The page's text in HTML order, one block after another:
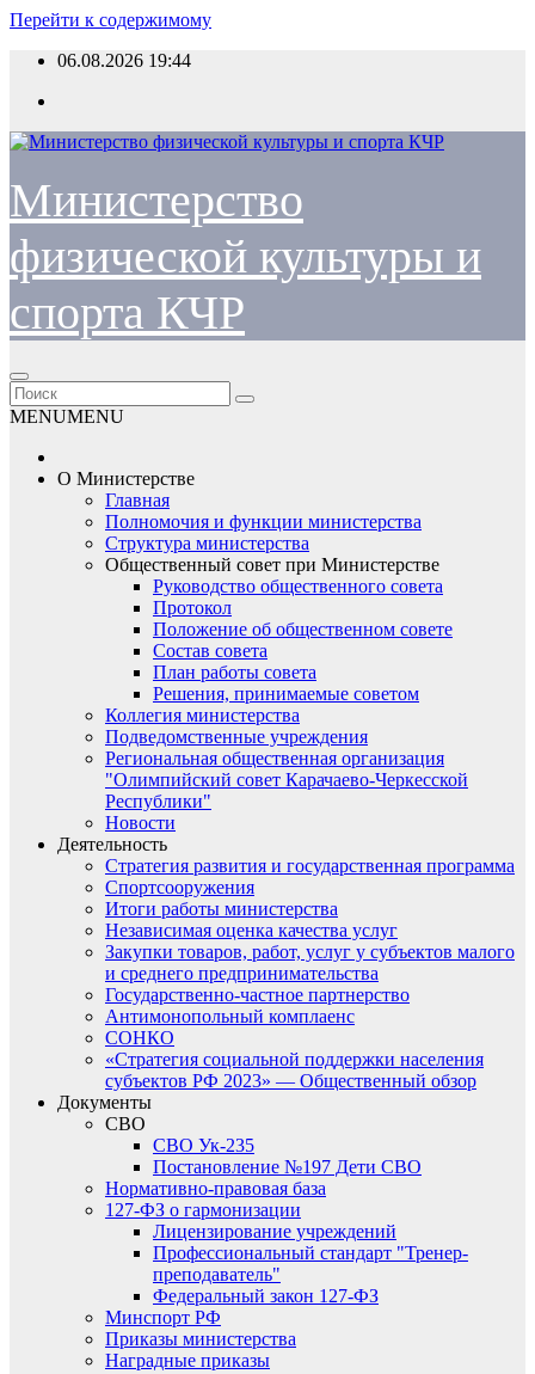
Перейти к содержимому
06.08.2026 19:44
Министерство
физической культуры и
спорта КЧР
MENUMENU
О Министерстве
Главная
Полномочия и функции министерства
Структура министерства
Общественный совет при Министерстве
Руководство общественного совета
Протокол
Положение об общественном совете
Состав совета
План работы совета
Решения, принимаемые советом
Коллегия министерства
Подведомственные учреждения
Региональная общественная организация
"Олимпийский совет Карачаево-Черкесской
Республики"
Новости
Деятельность
Стратегия развития и государственная программа
Спортсооружения
Итоги работы министерства
Независимая оценка качества услуг
Закупки товаров, работ, услуг у субъектов малого
и среднего предпринимательства
Государственно-частное партнерство
Антимонопольный комплаенс
СОНКО
«Стратегия социальной поддержки населения
субъектов РФ 2023» — Общественный обзор
Документы
СВО
СВО Ук-235
Постановление №197 Дети СВО
Нормативно-правовая база
127-ФЗ о гармонизации
Лицензирование учреждений
Профессиональный стандарт "Тренер-
преподаватель"
Федеральный закон 127-ФЗ
Минспорт РФ
Приказы министерства
Наградные приказы